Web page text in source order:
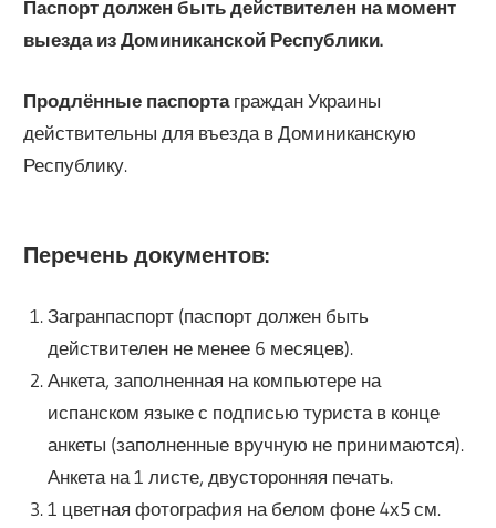
Паспорт должен быть действителен на момент
выезда из Доминиканской Республики.
Продлённые паспортаграждан Украины
действительны для въезда в Доминиканскую
Республику.
Перечень документов:
Загранпаспорт (паспорт должен быть
действителен не менее 6 месяцев).
Анкета, заполненная на компьютере на
испанском языке с подписью туриста в конце
анкеты (заполненные вручную не принимаются).
Анкета на 1 листе, двусторонняя печать.
1 цветная фотография на белом фоне 4х5 см.